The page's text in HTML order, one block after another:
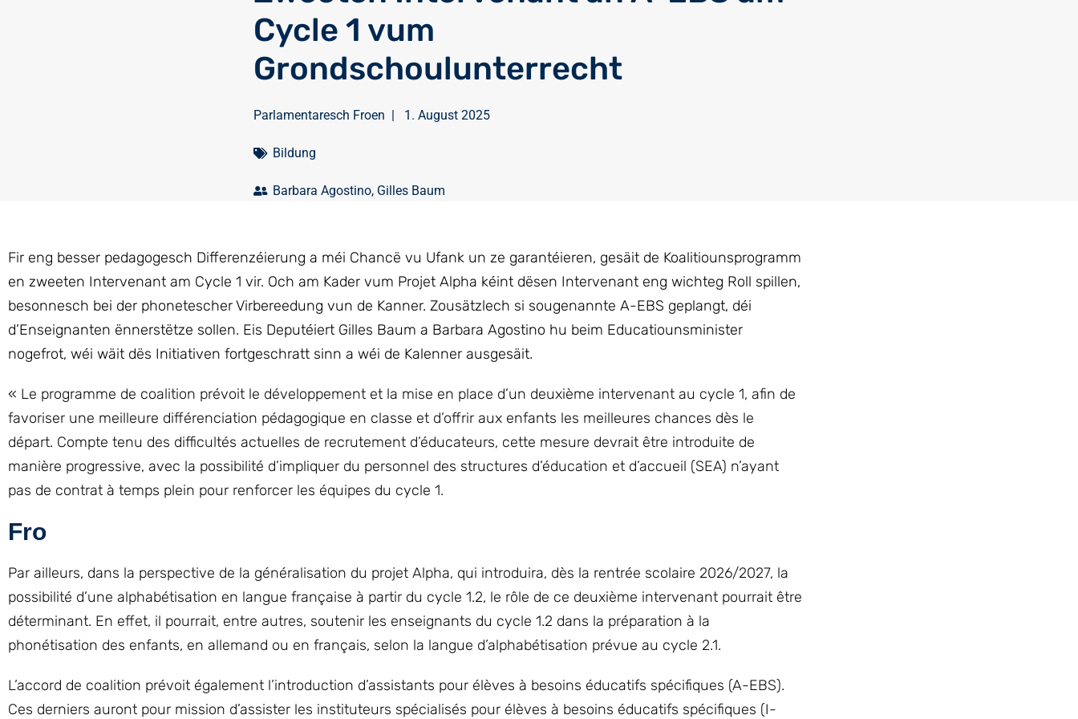
Cycle 1 vum
Grondschoulunterrecht
Parlamentaresch Froen | 1. August 2025
Bildung
Barbara Agostino, Gilles Baum
Fir eng besser pedagogesch Differenzéierung a méi Chancë vu Ufank un ze garantéieren, gesäit de Koalitiounsprogramm
en zweeten Intervenant am Cycle 1 vir. Och am Kader vum Projet Alpha kéint dësen Intervenant eng wichteg Roll spillen,
besonnesch bei der phonetescher Virbereedung vun de Kanner. Zousätzlech si sougenannte A-EBS geplangt, déi
d’Enseignanten ënnerstëtze sollen. Eis Deputéiert Gilles Baum a Barbara Agostino hu beim Educatiounsminister
nogefrot, wéi wäit dës Initiativen fortgeschratt sinn a wéi de Kalenner ausgesäit.
« Le programme de coalition prévoit le développement et la mise en place d’un deuxième intervenant au cycle 1, afin de
favoriser une meilleure différenciation pédagogique en classe et d’offrir aux enfants les meilleures chances dès le
départ. Compte tenu des difficultés actuelles de recrutement d’éducateurs, cette mesure devrait être introduite de
manière progressive, avec la possibilité d’impliquer du personnel des structures d’éducation et d’accueil (SEA) n’ayant
pas de contrat à temps plein pour renforcer les équipes du cycle 1.
Fro
Par ailleurs, dans la perspective de la généralisation du projet Alpha, qui introduira, dès la rentrée scolaire 2026/2027, la
possibilité d’une alphabétisation en langue française à partir du cycle 1.2, le rôle de ce deuxième intervenant pourrait être
déterminant. En effet, il pourrait, entre autres, soutenir les enseignants du cycle 1.2 dans la préparation à la
phonétisation des enfants, en allemand ou en français, selon la langue d’alphabétisation prévue au cycle 2.1.
L’accord de coalition prévoit également l’introduction d’assistants pour élèves à besoins éducatifs spécifiques (A-EBS).
Ces derniers auront pour mission d’assister les instituteurs spécialisés pour élèves à besoins éducatifs spécifiques (I-